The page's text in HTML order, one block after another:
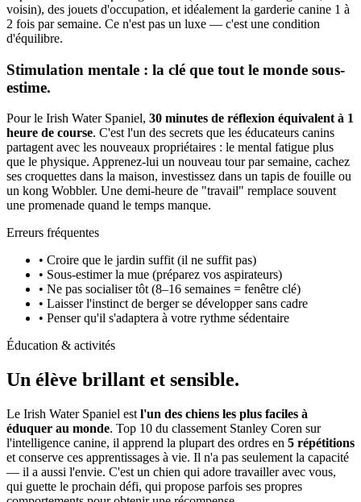
voisin), des jouets d'occupation, et idéalement la garderie canine 1 à
2 fois par semaine. Ce n'est pas un luxe — c'est une condition
d'équilibre.
Stimulation mentale : la clé que tout le monde sous-
estime.
Pour le Irish Water Spaniel, 30 minutes de réflexion équivalent à 1
heure de course. C'est l'un des secrets que les éducateurs canins
partagent avec les nouveaux propriétaires : le mental fatigue plus
que le physique. Apprenez-lui un nouveau tour par semaine, cachez
ses croquettes dans la maison, investissez dans un tapis de fouille ou
un kong Wobbler. Une demi-heure de "travail" remplace souvent
une promenade quand le temps manque.
Erreurs fréquentes
• Croire que le jardin suffit (il ne suffit pas)
• Sous-estimer la mue (préparez vos aspirateurs)
• Ne pas socialiser tôt (8–16 semaines = fenêtre clé)
• Laisser l'instinct de berger se développer sans cadre
• Penser qu'il s'adaptera à votre rythme sédentaire
Éducation & activités
Un élève brillant et sensible.
Le Irish Water Spaniel est l'un des chiens les plus faciles à
éduquer au monde. Top 10 du classement Stanley Coren sur
l'intelligence canine, il apprend la plupart des ordres en 5 répétitions
et conserve ces apprentissages à vie. Il n'a pas seulement la capacité
— il a aussi l'envie. C'est un chien qui adore travailler avec vous,
qui guette le prochain défi, qui propose parfois ses propres